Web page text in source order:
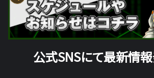
公式SNSにて最新情報